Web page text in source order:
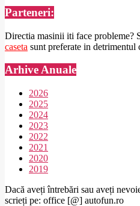
Parteneri:
Directia masinii iti face probleme?
caseta sunt preferate in detrimentul
Arhive Anuale
2026
2025
2024
2023
2022
2021
2020
2019
Dacă aveți întrebări sau aveți
scrieți pe: office [@] autofun.ro